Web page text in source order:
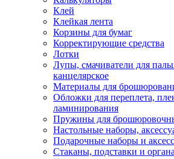
Клей
Клейкая лента
Корзины для бумаг
Корректирующие средства
Лотки
Лупы, смачиватели для
канцелярское
Материалы для
Обложки для переплета,
ламинирования
Пружины для
Настольные наборы,
Подарочные наборы и
Стаканы, подставки и